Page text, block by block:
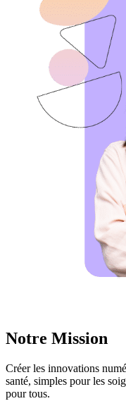
Notre Mission
Créer les innovations
santé, simples pour les
pour tous.